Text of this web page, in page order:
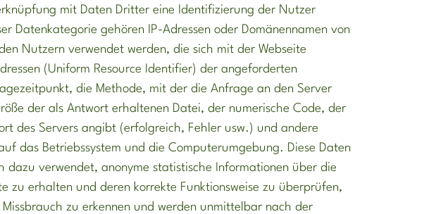
mit Daten Dritter eine Identifizierung der Nutzer
Datenkategorie gehören IP-Adressen oder Domänennamen von
Nutzern verwendet werden, die sich mit der Webseite
(Uniform Resource Identifier) der angeforderten
die Methode, mit der die Anfrage an den Server
der als Antwort erhaltenen Datei, der numerische Code, der
des Servers angibt (erfolgreich, Fehler usw.) und andere
das Betriebssystem und die Computerumgebung. Diese Daten
dazu verwendet, anonyme statistische Informationen über die
zu erhalten und deren korrekte Funktionsweise zu überprüfen,
zu erkennen und werden unmittelbar nach der